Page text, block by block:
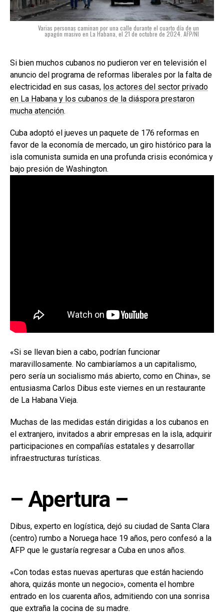
Varias personas caminan por una calle durante el cuarto día de un
apagón masivo en La Habana, el 21 de octubre de 2024. AFP/NI
Si bien muchos cubanos no pudieron ver en televisión el
anuncio del programa de reformas liberales por la falta de
electricidad en sus casas, los actores del sector privado
en La Habana y los cubanos de la diáspora prestaron
mucha atención.
Cuba adoptó el jueves un paquete de 176 reformas en
favor de la economía de mercado, un giro histórico para la
isla comunista sumida en una profunda crisis económica y
bajo presión de Washington.
«Si se llevan bien a cabo, podrían funcionar
maravillosamente. No cambiaríamos a un capitalismo,
pero sería un socialismo más abierto, como en China», se
entusiasma Carlos Dibus este viernes en un restaurante
de La Habana Vieja.
Muchas de las medidas están dirigidas a los cubanos en
el extranjero, invitados a abrir empresas en la isla, adquirir
participaciones en compañías estatales y desarrollar
infraestructuras turísticas.
– Apertura –
Dibus, experto en logística, dejó su ciudad de Santa Clara
(centro) rumbo a Noruega hace 19 años, pero confesó a la
AFP que le gustaría regresar a Cuba en unos años.
«Con todas estas nuevas aperturas que están haciendo
ahora, quizás monte un negocio», comenta el hombre
entrado en los cuarenta años, admitiendo con una sonrisa
que extraña la cocina de su madre.